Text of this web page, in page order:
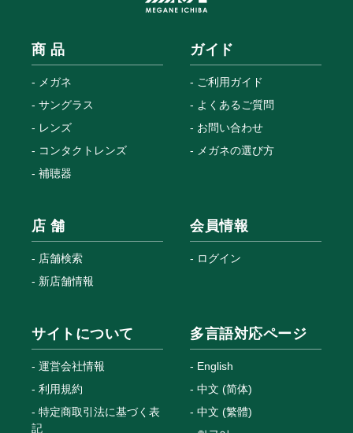
商 品
メガネ
サングラス
レンズ
コンタクトレンズ
補聴器
ガイド
ご利用ガイド
よくあるご質問
お問い合わせ
メガネの選び方
店 舗
店舗検索
新店舗情報
会員情報
ログイン
サイトについて
運営会社情報
利用規約
特定商取引法に基づく表
記
多言語対応ページ
English
中文 (简体)
中文 (繁體)